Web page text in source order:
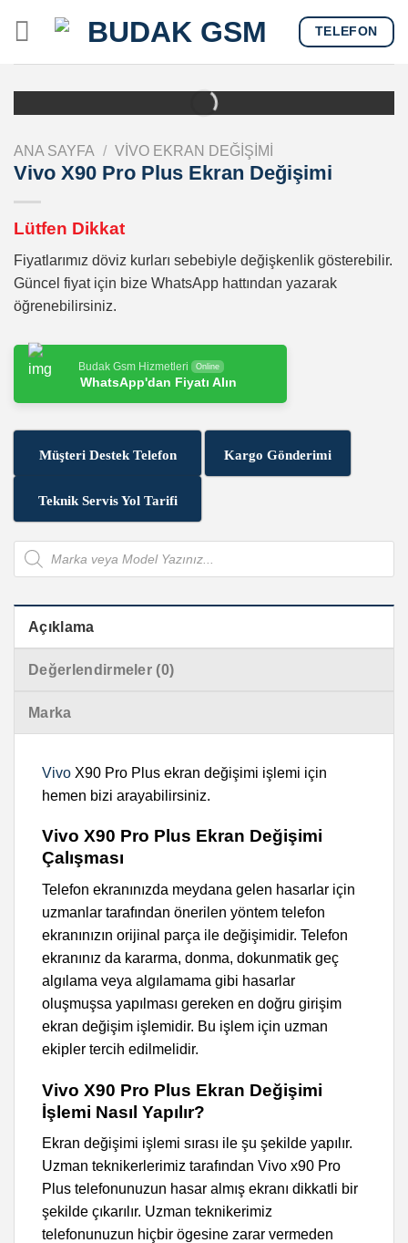
TELEFON
ANA SAYFA / VIVO EKRAN DEĞIŞIMI
Vivo X90 Pro Plus Ekran Değişimi
Lütfen Dikkat
Fiyatlarımız döviz kurları sebebiyle değişkenlik gösterebilir.
Güncel fiyat için bize WhatsApp hattından yazarak
öğrenebilirsiniz.
Budak Gsm Hizmetleri Online
WhatsApp'dan Fiyatı Alın
Müşteri Destek Telefon Kargo Gönderimi
Teknik Servis Yol Tarifi
Products
search
Açıklama
Değerlendirmeler (0)
Marka
Vivo X90 Pro Plus ekran değişimi işlemi için
hemen bizi arayabilirsiniz.
Vivo X90 Pro Plus Ekran Değişimi
Çalışması
Telefon ekranınızda meydana gelen hasarlar için
uzmanlar tarafından önerilen yöntem telefon
ekranınızın orijinal parça ile değişimidir. Telefon
ekranınız da kararma, donma, dokunmatik geç
algılama veya algılamama gibi hasarlar
oluşmuşsa yapılması gereken en doğru girişim
ekran değişim işlemidir. Bu işlem için uzman
ekipler tercih edilmelidir.
Vivo X90 Pro Plus Ekran Değişimi
İşlemi Nasıl Yapılır?
Ekran değişimi işlemi sırası ile şu şekilde yapılır.
Uzman teknikerlerimiz tarafından Vivo x90 Pro
Plus telefonunuzun hasar almış ekranı dikkatli bir
şekilde çıkarılır. Uzman teknikerimiz
telefonunuzun hiçbir ögesine zarar vermeden